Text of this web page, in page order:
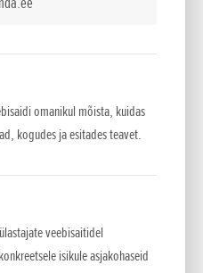
omanikul mõista, kuidas
kogudes ja esitades teavet.
veebisaitidel
isikule asjakohaseid
läbi pumba voolata.
pidades on need
ja ainulaadse koonilise
kiirkinnitused muudavad
kiireks ja lihtsaks.